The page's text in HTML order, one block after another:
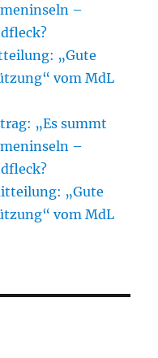
–
„Gute
vom MdL
„Es summt
–
„Gute
vom MdL